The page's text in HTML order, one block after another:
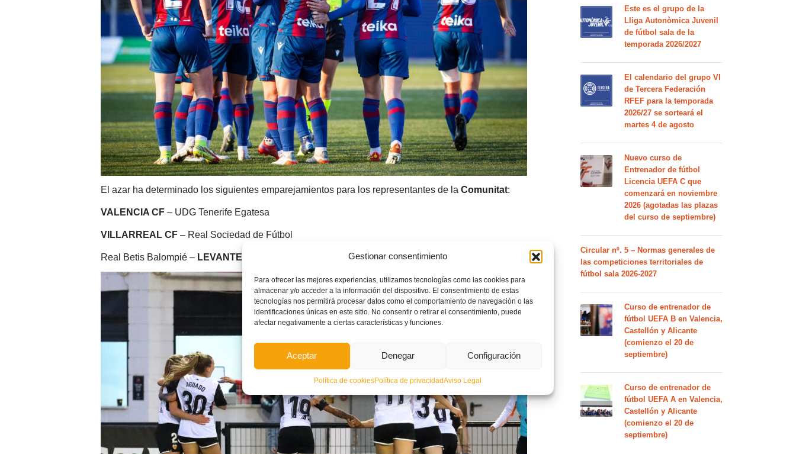
Gestionar consentimiento
Para ofrecer las mejores experiencias, utilizamos tecnologías como las cookies para
almacenar y/o acceder a la información del dispositivo. El consentimiento de estas
tecnologías nos permitirá procesar datos como el comportamiento de navegación o las
identificaciones únicas en este sitio. No consentir o retirar el consentimiento, puede
afectar negativamente a ciertas características y funciones.
Aceptar Denegar Configuración
Política de cookiesPolítica de privacidadAviso Legal
El azar ha determinado los siguientes emparejamientos para los representantes de la Comunitat:
VALENCIA CF – UDG Tenerife Egatesa
VILLARREAL CF – Real Sociedad de Fútbol
Real Betis Balompié – LEVANTE UD
Este es el grupo de la
Lliga Autonòmica Juvenil
de fútbol sala de la
temporada 2026/2027
El calendario del grupo VI
de Tercera Federación
RFEF para la temporada
2026/27 se sorteará el
martes 4 de agosto
Nuevo curso de
Entrenador de fútbol
Licencia UEFA C que
comenzará en noviembre
2026 (agotadas las plazas
del curso de septiembre)
Circular nº. 5 – Normas generales de
las competiciones territoriales de
fútbol sala 2026-2027
Curso de entrenador de
fútbol UEFA B en Valencia,
Castellón y Alicante
(comienzo el 20 de
septiembre)
Curso de entrenador de
fútbol UEFA A en Valencia,
Castellón y Alicante
(comienzo el 20 de
septiembre)